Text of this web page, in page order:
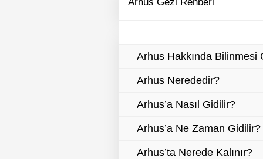
Arhus Hakkında Bilinmesi
Arhus Nerededir?
Arhus’a Nasıl Gidilir?
Arhus’a Ne Zaman Gidilir?
Arhus’ta Nerede Kalınır?